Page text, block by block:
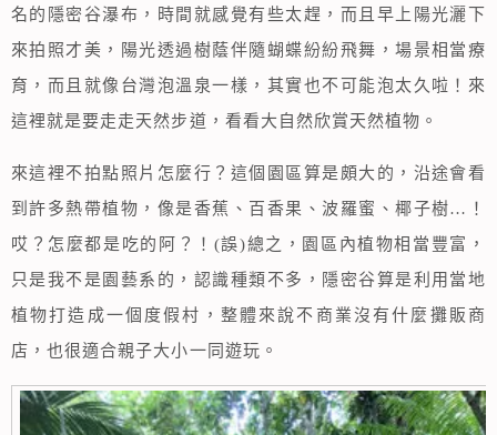
名的隱密谷瀑布，時間就感覺有些太趕，而且早上陽光灑下
來拍照才美，陽光透過樹蔭伴隨蝴蝶紛紛飛舞，場景相當療
育，而且就像台灣泡溫泉一樣，其實也不可能泡太久啦！來
這裡就是要走走天然步道，看看大自然欣賞天然植物。
來這裡不拍點照片怎麼行？這個園區算是頗大的，沿途會看
到許多熱帶植物，像是香蕉、百香果、波羅蜜、椰子樹…！
哎？怎麼都是吃的阿？！(誤)總之，園區內植物相當豐富，
只是我不是園藝系的，認識種類不多，隱密谷算是利用當地
植物打造成一個度假村，整體來說不商業沒有什麼攤販商
店，也很適合親子大小一同遊玩。